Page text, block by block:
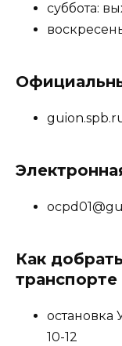
суббота:
Как
транспорте
остановка
10-12